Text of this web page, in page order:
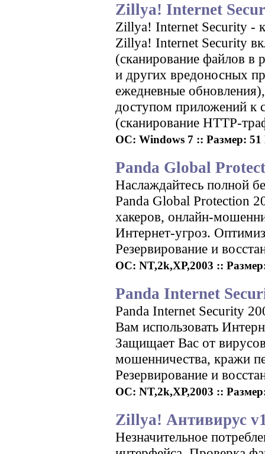
Zillya! Internet
Zillya! Internet Security -
Zillya! Internet Security
(сканирование файлов в
и других вредоносных
ежедневные
доступом приложений к
(сканирование HTTP-
ОС: Windows 7 :: Размер:
Panda Global
Наслаждайтесь полной
Panda Global Protection
хакеров, онлайн-
Интернет-угроз.
Резервирование и
ОС: NT,2k,XP,2003 ::
Panda Internet
Panda Internet Security
Вам использовать
Защищает Вас от
мошенничества, кражи
Резервирование и
ОС: NT,2k,XP,2003 ::
Zillya! Антивирус
Незначительное